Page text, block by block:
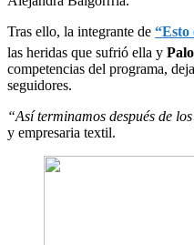
Tras ello, la integrante de “Esto
las heridas que sufrió ella y
competencias del programa,
seguidores.
“Así terminamos después de
y empresaria textil.